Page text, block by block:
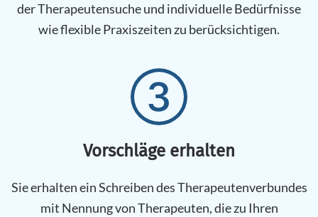
der Therapeutensuche und individuelle Bedürfnisse
wie flexible Praxiszeiten zu berücksichtigen.
Vorschläge erhalten
Sie erhalten ein Schreiben des Therapeutenverbundes
mit Nennung von Therapeuten, die zu Ihren